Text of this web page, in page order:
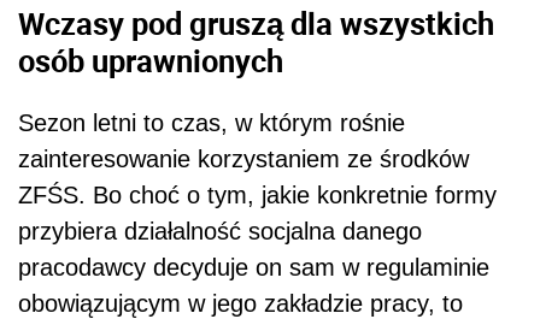
Wczasy pod gruszą dla wszystkich
osób uprawnionych
Sezon letni to czas, w którym rośnie
zainteresowanie korzystaniem ze środków
ZFŚS. Bo choć o tym, jakie konkretnie formy
przybiera działalność socjalna danego
pracodawcy decyduje on sam w regulaminie
obowiązującym w jego zakładzie pracy, to